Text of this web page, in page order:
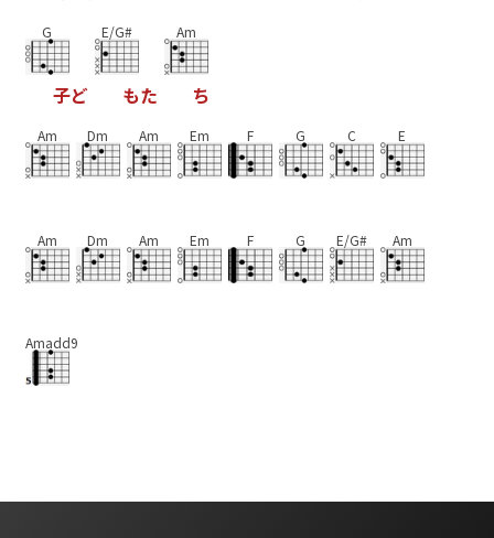
G
子ど
E/G#
もた
Am
ち
Am Dm Am Em F G C E
Am Dm Am Em F G E/G# Am
Amadd9